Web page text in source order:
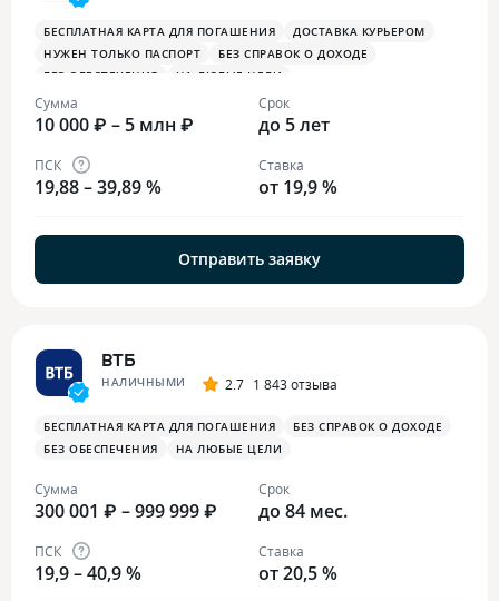
БЕСПЛАТНАЯ КАРТА ДЛЯ ПОГАШЕНИЯ
ДОСТАВКА КУРЬЕРОМ
НУЖЕН ТОЛЬКО ПАСПОРТ
БЕЗ СПРАВОК О ДОХОДЕ
БЕЗ ОБЕСПЕЧЕНИЯ
НА ЛЮБЫЕ ЦЕЛИ
Сумма
10 000 ₽ – 5 млн ₽
Срок
до 5 лет
ПСК
19,88 – 39,89 %
Ставка
от 19,9 %
Отправить заявку
ВТБ
НАЛИЧНЫМИ 2.7 1 843 отзыва
БЕСПЛАТНАЯ КАРТА ДЛЯ ПОГАШЕНИЯ
БЕЗ СПРАВОК О ДОХОДЕ
БЕЗ ОБЕСПЕЧЕНИЯ
НА ЛЮБЫЕ ЦЕЛИ
Сумма
300 001 ₽ – 999 999 ₽
Срок
до 84 мес.
ПСК
19,9 – 40,9 %
Ставка
от 20,5 %